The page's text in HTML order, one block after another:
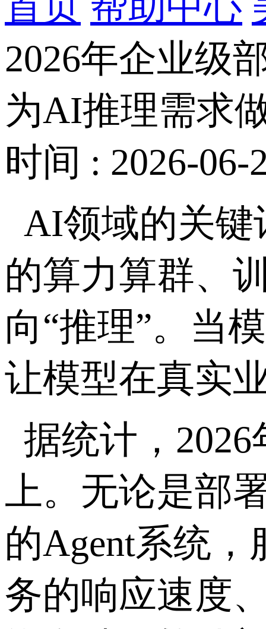
2026年企业级
为AI推理需求
时间 : 2026-06-
AI领域的关键
的算力算群、
向“推理”。当
让模型在真实
据统计， 2026
上。无论是部
的Agent系统，
务的响应速度